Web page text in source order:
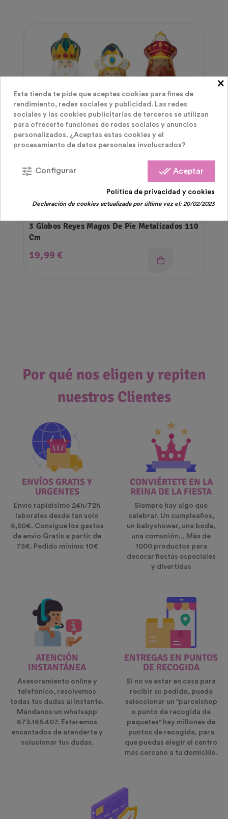
Decoración Navidad
3 Globos Reyes Magos De Pie Metalizados 110
Cm
Precio
19,99 €
Por qué nos eligen y repiten
nuestros Clientes
ENVÍOS GRATIS Y
URGENTES
Envío rapidísimo 24h/72h
laborales desde tan solo
6,50€. Consigue los gastos
de envio Gratis a partir de
75€. Pedido mínimo 10€
CONVIÉRTETE EN LA
REINA DE LA FIESTA
Siempre hay algo que
celebrar. Un cumpleaños,
un babyshower, una boda,
una comunión... Más de
1000 productos para
decorar fiestas especiales
y divertidas
ATENCIÓN
INSTANTÁNEA
Asesoramiento online y
telefónico, resolvemos
todas tus dudas al instante.
Mándanos un whatsapp
673.165.407. Estaremos
encantados de atenderte y
solucionar tus dudas.
ENTREGAS EN PUNTOS
DE RECOGIDA
Si no va estar en casa para
recibir su pedido, puede
seleccionar un "parcelshop
o punto de recogida de
paquetes" hay millones de
puntos de recogida, para
que puedas elegir el centro
mas cercano a tu domicilio.
×
Esta tienda te pide que aceptes cookies para fines de
rendimiento, redes sociales y publicidad. Las redes
sociales y las cookies publicitarias de terceros se utilizan
para ofrecerte funciones de redes sociales y anuncios
personalizados. ¿Aceptas estas cookies y el
procesamiento de datos personales involucrados?
done_all Aceptar
tune Configurar
Política de privacidad y cookies
Declaración de cookies actualizada por última vez el:20/02/2023